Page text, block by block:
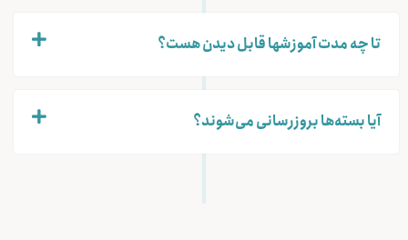
تا چه مدت آموزشها قابل دیدن هست؟
آیا بسته‌ها بروزرسانی می‌شوند؟